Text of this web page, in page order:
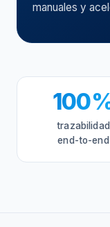
manuales y
trazabilidad
end-to-end